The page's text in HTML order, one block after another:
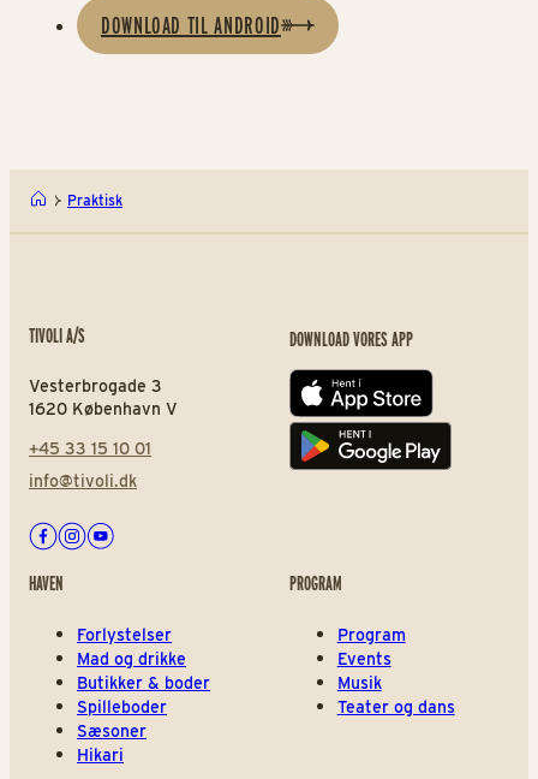
DOWNLOAD TIL ANDROID
Praktisk
TIVOLI A/S
Vesterbrogade 3
1620 København V
+45 33 15 10 01
info@tivoli.dk
Facebook
Instagram
Youtube
DOWNLOAD VORES APP
App store
Play store
HAVEN
Forlystelser
Mad og drikke
Butikker & boder
Spilleboder
Sæsoner
Hikari
PROGRAM
Program
Events
Musik
Teater og dans